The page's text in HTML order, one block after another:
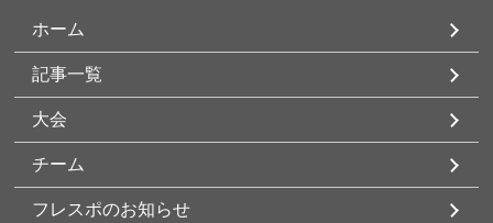
ホーム
記事一覧
大会
チーム
フレスポのお知らせ